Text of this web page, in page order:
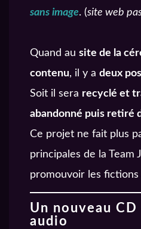
3€ –
Vous
+
sans image. (site web
Quand au site de la
contenu, il y a deux
Soit il sera recyclé et
abandonné puis retiré
Ce projet ne fait plus
principales de la Team
promouvoir les fictions
Un nouveau
audio